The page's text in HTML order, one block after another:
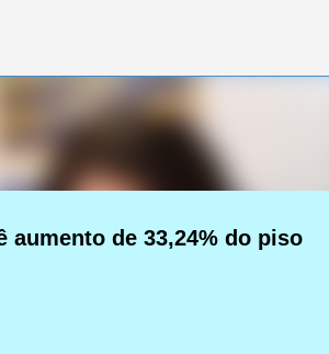
aumento de 33,24% do piso